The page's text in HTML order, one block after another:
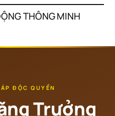
THÔNG MINH
ĐỘC QUYỀN